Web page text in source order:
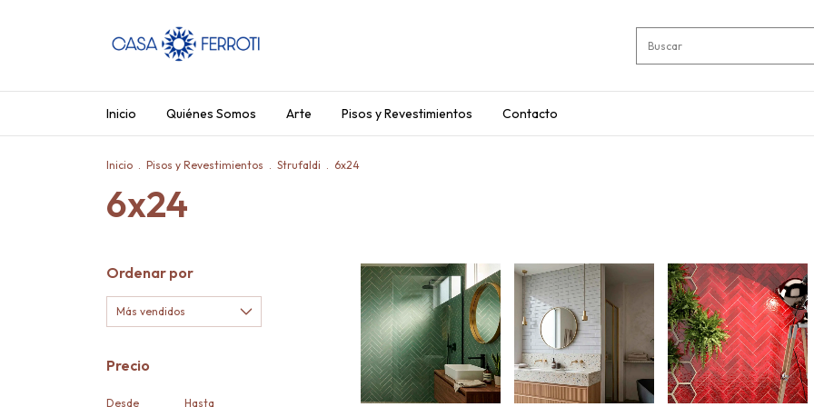
Inicio Quiénes Somos Arte Pisos y Revestimientos Contacto
Inicio . Pisos y Revestimientos . Strufaldi . 6x24
6x24
Ordenar por
Precio
Desde Hasta